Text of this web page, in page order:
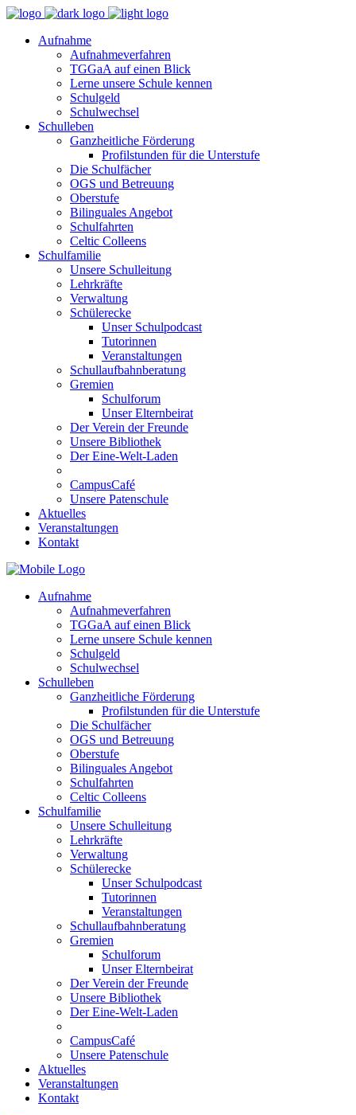
Aufnahme
Aufnahmeverfahren
TGGaA auf einen Blick
Lerne unsere Schule kennen
Schulgeld
Schulwechsel
Schulleben
Ganzheitliche Förderung
Profilstunden für die Unterstufe
Die Schulfächer
OGS und Betreuung
Oberstufe
Bilinguales Angebot
Schulfahrten
Celtic Colleens
Schulfamilie
Unsere Schulleitung
Lehrkräfte
Verwaltung
Schülerecke
Unser Schulpodcast
Tutorinnen
Veranstaltungen
Schullaufbahnberatung
Gremien
Schulforum
Unser Elternbeirat
Der Verein der Freunde
Unsere Bibliothek
Der Eine-Welt-Laden
CampusCafé
Unsere Patenschule
Aktuelles
Veranstaltungen
Kontakt
Aufnahme
Aufnahmeverfahren
TGGaA auf einen Blick
Lerne unsere Schule kennen
Schulgeld
Schulwechsel
Schulleben
Ganzheitliche Förderung
Profilstunden für die Unterstufe
Die Schulfächer
OGS und Betreuung
Oberstufe
Bilinguales Angebot
Schulfahrten
Celtic Colleens
Schulfamilie
Unsere Schulleitung
Lehrkräfte
Verwaltung
Schülerecke
Unser Schulpodcast
Tutorinnen
Veranstaltungen
Schullaufbahnberatung
Gremien
Schulforum
Unser Elternbeirat
Der Verein der Freunde
Unsere Bibliothek
Der Eine-Welt-Laden
CampusCafé
Unsere Patenschule
Aktuelles
Veranstaltungen
Kontakt